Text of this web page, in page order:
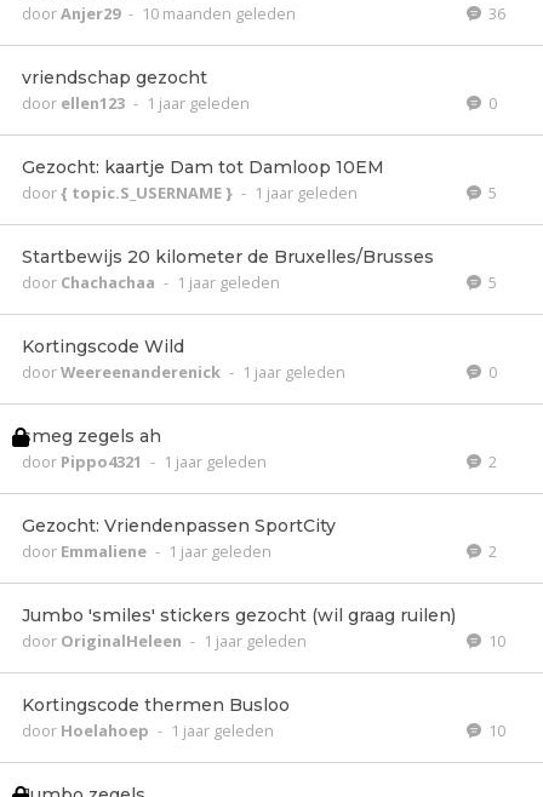
doorAnjer29 - 10 maanden geleden 36
vriendschap gezocht
door ellen123 - 1 jaar geleden 0
Gezocht: kaartje Dam tot Damloop 10EM
door{ topic.S_USERNAME } - 1 jaar geleden 5
Startbewijs 20 kilometer de Bruxelles/Brusses
door Chachachaa - 1 jaar geleden 5
Kortingscode Wild
doorWeereenanderenick - 1 jaar geleden 0
smeg zegels ah
door Pippo4321 - 1 jaar geleden 2
Gezocht: Vriendenpassen SportCity
door Emmaliene - 1 jaar geleden 2
Jumbo 'smiles' stickers gezocht (wil graag ruilen)
door OriginalHeleen - 1 jaar geleden 10
Kortingscode thermen Busloo
door Hoelahoep - 1 jaar geleden 10